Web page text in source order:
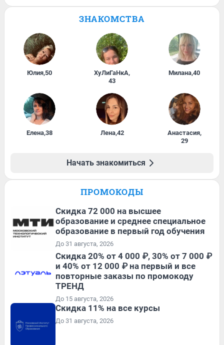
ЗНАКОМСТВА
Юлия,50 ХуЛиГаНкА,
43
Милана,40
Елена,38 Лена,42 Анастасия,
29
Начать знакомиться
ПРОМОКОДЫ
Скидка 72 000 на высшее
образование и среднее специальное
образование в первый год обучения
До 31 августа, 2026
Скидка 20% от 4 000 ₽, 30% от 7 000 ₽
и 40% от 12 000 ₽ на первый и все
повторные заказы по промокоду
ТРЕНД
До 15 августа, 2026
Скидка 11% на все курсы
До 31 августа, 2026